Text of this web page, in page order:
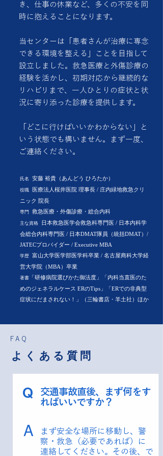
き、仕事の休業など、多くの不安を同
時に抱えることになります。
当センターは「患者さんが治療に専念
できる環境を整える」ことを目指して
設立しました。救急医療と外傷診療の
経験を活かし、初期対応から継続的な
リハビリまで、一人ひとりの症状と状
況に寄り添った診療を提供します。
「どこに行けばいいかわからない」と
いう状態でも構いません。まず一度、
ご連絡ください。
氏名 安藤 裕貴（あんどう ひろたか）
役職 医療法人桜井医院 理事長 / 庄内緑地救急クリ
ニック 院長
専門 救急医療・外傷診療・総合内科
主な資格 日本救急医学会救急科専門医 / 日本内科学
会総合内科専門医 / 日本DMAT隊員（統括DMAT）/
JATECプロバイダー / Executive MBA
学歴 富山大学医学部医学科卒業 / 名古屋商科大学経
営大学院（MBA）卒業
著書 「研修病院選びかた御法度」「内科当直医のた
めのジェネラルケース ERのTips」「ERでの非典型
症状にだまされない！」（三輪書店・羊土社）ほか
FAQ
よくある質問
Q
交通事故直後、まず何をす
ればいいですか？
A
まず安全な場所に移動し、警
察・救急（必要であれば）に
連絡してください。その後、で